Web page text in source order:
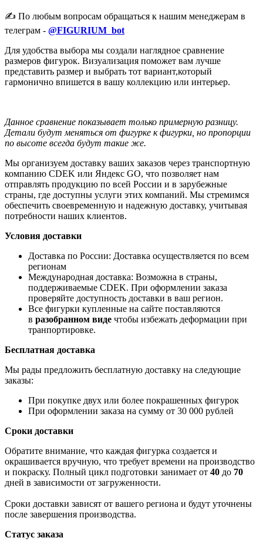
✍️ По любым вопросам обращаться к нашим менеджерам в
телеграм - @FIGURIUM_bot
Для удобства выбора мы создали наглядное сравнение
размеров фигурок. Визуализация поможет вам лучше
представить размер и выбрать тот вариант,который
гармонично впишется в вашу коллекцию или интерьер.
Данное сравнение показывает только примерную разницу.
Детали будут меняться от фигурке к фигурки, но пропорции
по высоте всегда будут такие же.
Мы организуем доставку ваших заказов через транспортную
компанию CDEK или Яндекс GO, что позволяет нам
отправлять продукцию по всей России и в зарубежные
страны, где доступны услуги этих компаний. Мы стремимся
обеспечить своевременную и надежную доставку, учитывая
потребности наших клиентов.
Условия доставки
Доставка по России: Доставка осуществляется по всем
регионам
Международная доставка: Возможна в страны,
поддерживаемые CDEK. При оформлении заказа
проверяйте доступность доставки в ваш регион.
Все фигурки купленные на сайте поставляются
в разобранном виде чтобы избежать деформации при
транпортировке.
Бесплатная доставка
Мы рады предложить бесплатную доставку на следующие
заказы:
При покупке двух или более покрашенных фигурок
При оформлении заказа на сумму от 30 000 рублей
Сроки доставки
Обратите внимание, что каждая фигурка создается и
окрашивается вручную, что требует времени на производство
и покраску. Полный цикл подготовки занимает от 40 до 70
дней в зависимости от загруженности.
Сроки доставки зависят от вашего региона и будут уточнены
после завершения производства.
Статус заказа